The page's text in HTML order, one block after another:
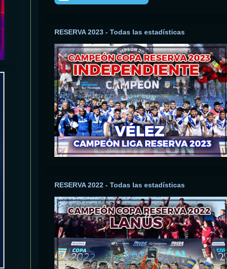
RESERVA 2023 - Todas las estadísticas
RESERVA 2022 - Todas las estadísticas